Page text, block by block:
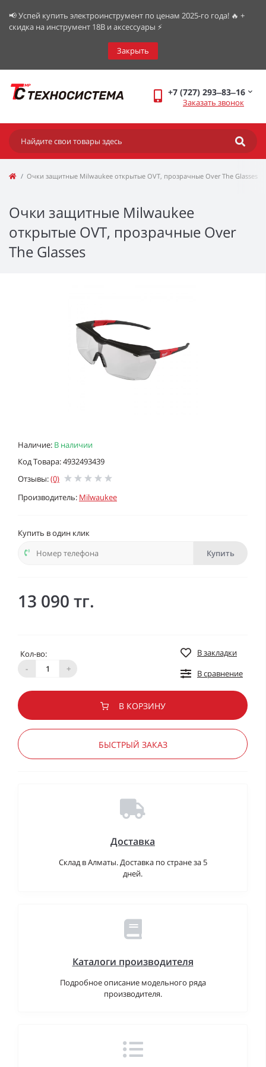
📢 Успей купить электроинструмент по ценам 2025-го года! 🔥 +
скидка на инструмент 18В и аксессуары ⚡️
Закрыть
+7 (727) 293‒83‒16
Заказать звонок
Очки защитные Milwaukee открытые OVT, прозрачные Over The Glasses
Очки защитные Milwaukee
открытые OVT, прозрачные Over
The Glasses
Наличие: В наличии
Код Товара: 4932493439
Отзывы:(0)
Производитель: Milwaukee
Купить в один клик
Купить
13 090 тг.
Кол-во:
-
+
В закладки
В сравнение
В КОРЗИНУ
БЫСТРЫЙ ЗАКАЗ
Доставка
Склад в Алматы. Доставка по стране за 5
дней.
Каталоги производителя
Подробное описание модельного ряда
производителя.